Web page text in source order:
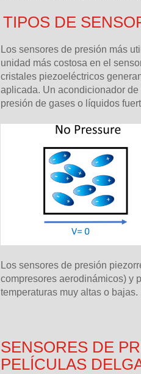
TIPOS DE
Los sensores de presión más
unidad más costosa en el
cristales piezoeléctricos
aplicada. Un acondicionador
presión de gases o líquidos
Los sensores de presión
compresores aerodinámicos) y
temperaturas muy altas o bajas.
SENSORES DE
PELÍCULAS